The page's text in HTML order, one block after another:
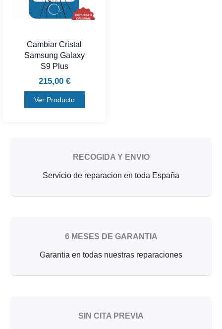
Cambiar Cristal
Samsung Galaxy
S9 Plus
215,00 €
Ver Producto
RECOGIDA Y ENVIO
Servicio de reparacion en toda España
6 MESES DE GARANTIA
Garantia en todas nuestras reparaciones
SIN CITA PREVIA